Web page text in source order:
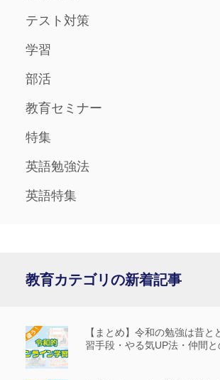
テスト対策
学習
部活
教育セミナー
特集
英語勉強法
英語特集
教育カテゴリの新着記事
【まとめ】令和の勉強は昔と
習手段・やる気UP法・仲間と